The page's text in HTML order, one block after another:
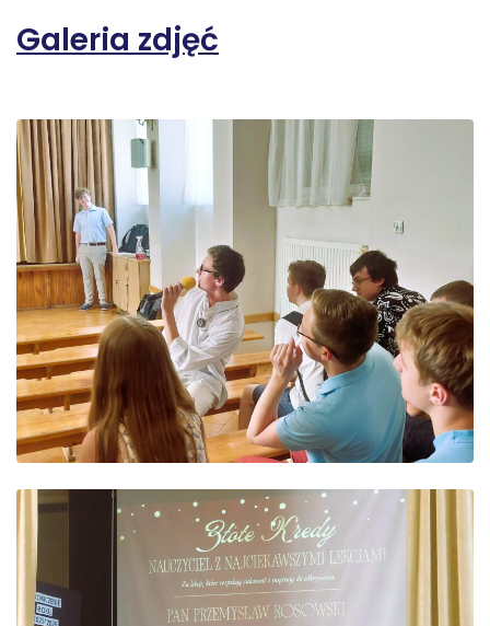
Galeria zdjęć